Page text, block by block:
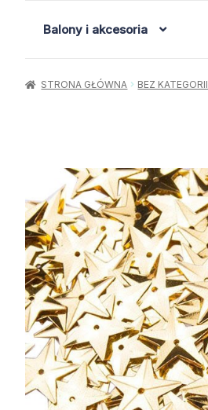
Balony i akcesoria
STRONA GŁÓWNA BEZ KATEGORII